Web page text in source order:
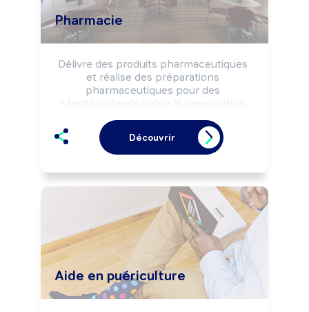
Pharmacie
Délivre des produits pharmaceutiques
et réalise des préparations
pharmaceutiques pour des
clients/patients selon la prescription
Peut conseiller, vendre d'autres
produits (parapharmacie, matériel
médical, orthopédique, ...).
de formation.
Peut coordonner une équipe, diriger
une officine ou un service.
Découvrir
Aide en puériculture